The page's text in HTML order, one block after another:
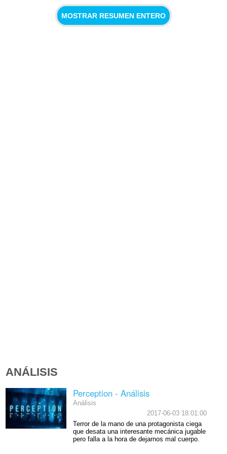
MOSTRAR RESUMEN ENTERO
ANÁLISIS
Perception - Análisis
Análisis
2017-06-03 18:01:00
Terror de la mano de una protagonista ciega
que desata una interesante mecánica jugable
pero falla a la hora de dejarnos mal cuerpo.